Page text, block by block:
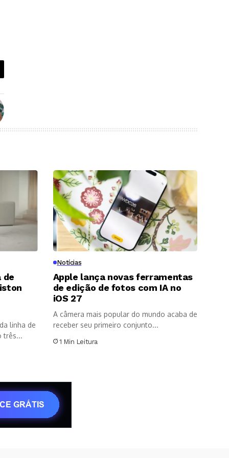
de
linha de
três...
Notícias
Apple lança novas ferramentas
de edição de fotos com IA no
iOS 27
A câmera mais popular do mundo acaba de
receber seu primeiro conjunto...
1 Min Leitura